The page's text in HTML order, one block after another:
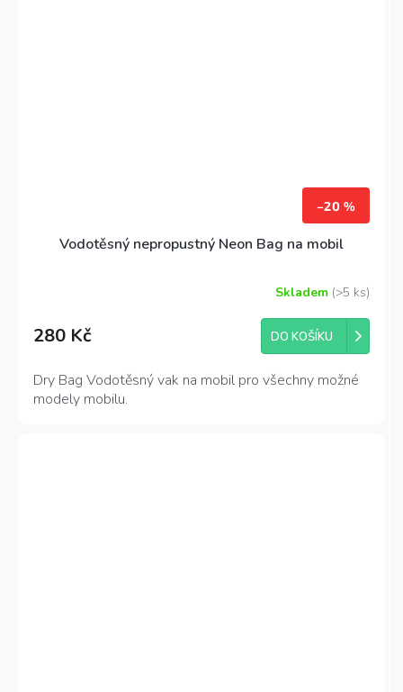
–20 %
Vodotěsný nepropustný Neon Bag na mobil
Skladem (>5 ks)
280 Kč DO KOŠÍKU
Dry Bag Vodotěsný vak na mobil pro všechny možné
modely mobilu.